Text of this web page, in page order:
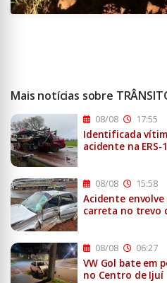
Mais notícias sobre
08/08 17:55
Identificada
acidente na
08/08 15:58
Acidente
carreta no trevo
08/08 06:27
VW Gol bate em
no Centro de Ijuí